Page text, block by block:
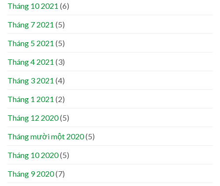
Tháng 10 2021 (6)
Tháng 7 2021 (5)
Tháng 5 2021 (5)
Tháng 4 2021 (3)
Tháng 3 2021 (4)
Tháng 1 2021 (2)
Tháng 12 2020(5)
Tháng mười một 2020(5)
Tháng 10 2020(5)
Tháng 9 2020(7)